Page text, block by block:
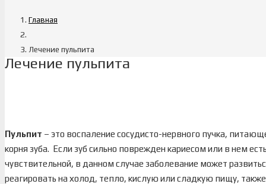
Главная
Лечение пульпита
Лечение пульпита
Пульпит – это воспаление сосудисто-нервного пучка,
корня зуба. Если зуб сильно поврежден кариесом или в нем
чувствительной, в данном случае заболевание может
реагировать на холод, тепло, кислую или сладкую пищу,